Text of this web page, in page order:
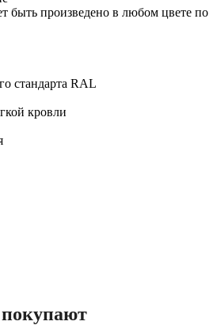
быть произведено в любом цвете по
стандарта RAL
кровли